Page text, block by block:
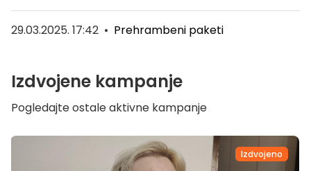
29.03.2025. 17:42 • Prehrambeni paketi
Izdvojene kampanje
Pogledajte ostale aktivne kampanje
Izdvojeno